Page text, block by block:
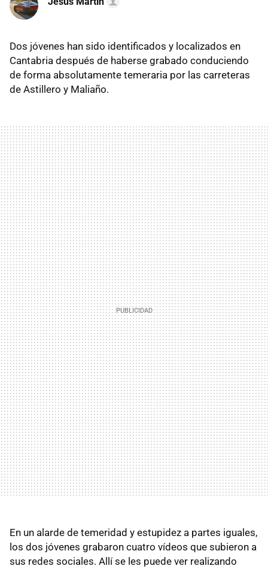
Dos jóvenes han sido identificados y localizados en
Cantabria después de haberse grabado conduciendo
de forma absolutamente temeraria por las carreteras
de Astillero y Maliaño.
En un alarde de temeridad y estupidez a partes iguales,
los dos jóvenes grabaron cuatro vídeos que subieron a
sus redes sociales. Allí se les puede ver realizando